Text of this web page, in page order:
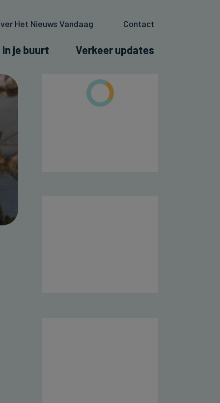
Het Nieuws Vandaag Contact
je buurt Verkeer updates